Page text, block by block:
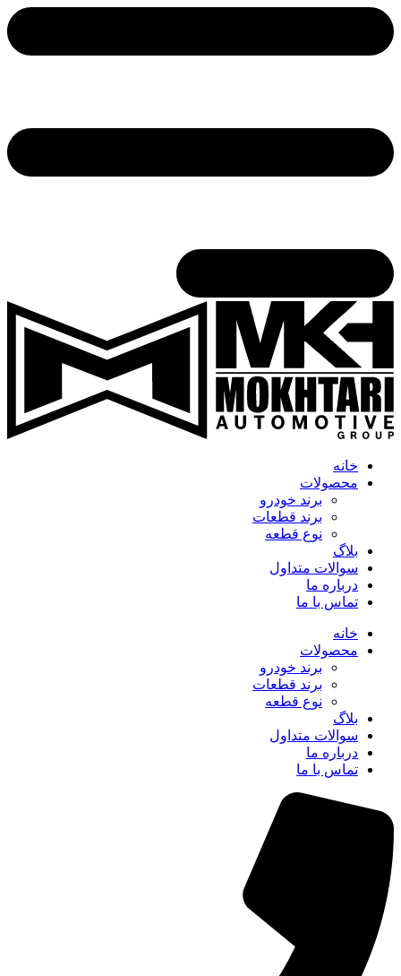
خانه
محصولات
برند خودرو
برند قطعات
نوع قطعه
بلاگ
سوالات متداول
درباره ما
تماس با ما
خانه
محصولات
برند خودرو
برند قطعات
نوع قطعه
بلاگ
سوالات متداول
درباره ما
تماس با ما